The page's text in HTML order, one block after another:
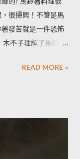
很掃興！不管是馬
發苦就是一件恐怖
不子理解了馬鈴薯
鈴薯以含有大量茄
顯。由於光線同時
線曝曬環境，都可
READ MORE »